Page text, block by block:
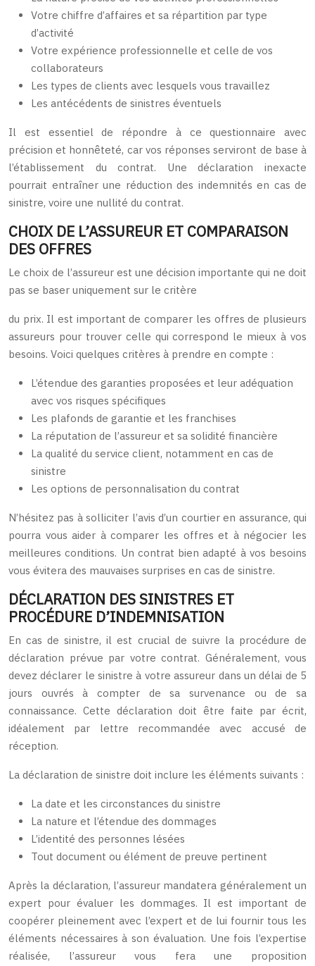
Votre chiffre d’affaires et sa répartition par type
d’activité
Votre expérience professionnelle et celle de vos
collaborateurs
Les types de clients avec lesquels vous travaillez
Les antécédents de sinistres éventuels
Il est essentiel de répondre à ce questionnaire avec
précision et honnêteté, car vos réponses serviront de base à
l’établissement du contrat. Une déclaration inexacte
pourrait entraîner une réduction des indemnités en cas de
sinistre, voire une nullité du contrat.
CHOIX DE L’ASSUREUR ET COMPARAISON
DES OFFRES
Le choix de l’assureur est une décision importante qui ne doit
pas se baser uniquement sur le critère
du prix. Il est important de comparer les offres de plusieurs
assureurs pour trouver celle qui correspond le mieux à vos
besoins. Voici quelques critères à prendre en compte :
L’étendue des garanties proposées et leur adéquation
avec vos risques spécifiques
Les plafonds de garantie et les franchises
La réputation de l’assureur et sa solidité financière
La qualité du service client, notamment en cas de
sinistre
Les options de personnalisation du contrat
N’hésitez pas à solliciter l’avis d’un courtier en assurance, qui
pourra vous aider à comparer les offres et à négocier les
meilleures conditions. Un contrat bien adapté à vos besoins
vous évitera des mauvaises surprises en cas de sinistre.
DÉCLARATION DES SINISTRES ET
PROCÉDURE D’INDEMNISATION
En cas de sinistre, il est crucial de suivre la procédure de
déclaration prévue par votre contrat. Généralement, vous
devez déclarer le sinistre à votre assureur dans un délai de 5
jours ouvrés à compter de sa survenance ou de sa
connaissance. Cette déclaration doit être faite par écrit,
idéalement par lettre recommandée avec accusé de
réception.
La déclaration de sinistre doit inclure les éléments suivants :
La date et les circonstances du sinistre
La nature et l’étendue des dommages
L’identité des personnes lésées
Tout document ou élément de preuve pertinent
Après la déclaration, l’assureur mandatera généralement un
expert pour évaluer les dommages. Il est important de
coopérer pleinement avec l’expert et de lui fournir tous les
éléments nécessaires à son évaluation. Une fois l’expertise
réalisée, l’assureur vous fera une proposition